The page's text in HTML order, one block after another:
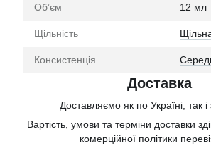
Обʼєм 12 мл
Щільність
Консистенція
Доставка
Доставляємо як по Україні, так і
Вартість, умови та терміни доставки
комерційної політики